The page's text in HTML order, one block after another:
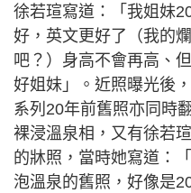
徐若瑄寫道：「我姐妹
好，英文更好了（我的
吧？）身高不會再高、
好姐妹」。近照曝光後
系列20年前舊照亦同時
裸浸溫泉相，又有徐若
的牀照，當時她寫道：
泡溫泉的舊照，好像是